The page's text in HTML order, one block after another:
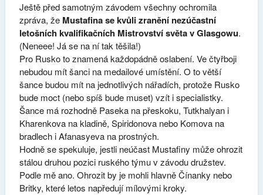
Ještě před samotným závodem všechny ochromila
zpráva, žeMustafina se kvůli zranění nezúčastní
letošních kvalifikačních Mistrovství světa v Glasgowu.
(Neneee! Já se na ní tak těšila!)
Pro Rusko to znamená každopádně oslabení. Ve čtyřboji
nebudou mít šanci na medailové umístění. O to větší
šance budou mít na jednotlivých nářadích, protože Rusko
bude moct (nebo spíš bude muset) vzít i specialistky.
Šance má rozhodně Paseka na přeskoku, Tutkhalyan i
Kharenkova na kladině, Spiridonova nebo Komova na
bradlech i Afanasyeva na prostných.
Hodně se spekuluje, jestli neúčast Mustafiny může ohrozit
stálou druhou pozici ruského týmu v závodu družstev.
Podle mě ano. Ohrozit by je mohli hlavně Čínanky nebo
Britky, které letos napředují mílovými kroky.